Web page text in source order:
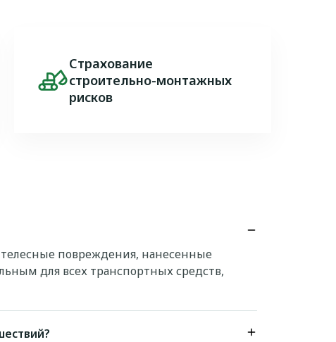
Image Страхование
строительно-монтажных
рисков
повреждения, нанесенные
для всех транспортных средств,